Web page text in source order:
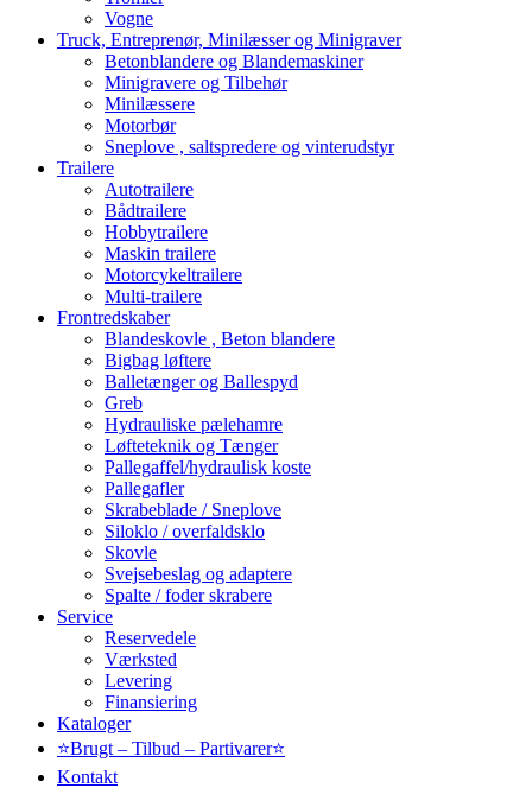
Vogne
Truck, Entreprenør, Minilæsser og Minigraver
Betonblandere og Blandemaskiner
Minigravere og Tilbehør
Minilæssere
Motorbør
Sneplove , saltspredere og vinterudstyr
Trailere
Autotrailere
Bådtrailere
Hobbytrailere
Maskin trailere
Motorcykeltrailere
Multi-trailere
Frontredskaber
Blandeskovle , Beton blandere
Bigbag løftere
Balletænger og Ballespyd
Greb
Hydrauliske pælehamre
Løfteteknik og Tænger
Pallegaffel/hydraulisk koste
Pallegafler
Skrabeblade / Sneplove
Siloklo / overfaldsklo
Skovle
Svejsebeslag og adaptere
Spalte / foder skrabere
Service
Reservedele
Værksted
Levering
Finansiering
Kataloger
⭐Brugt – Tilbud – Partivarer⭐
Kontakt